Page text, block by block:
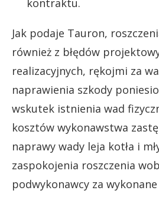
Jak podaje Tauron,
również z błędów
realizacyjnych, rękojmi za
naprawienia szkody
wskutek istnienia wad
kosztów wykonawstwa
naprawy wady leja kotła i
zaspokojenia roszczenia
podwykonawcy za